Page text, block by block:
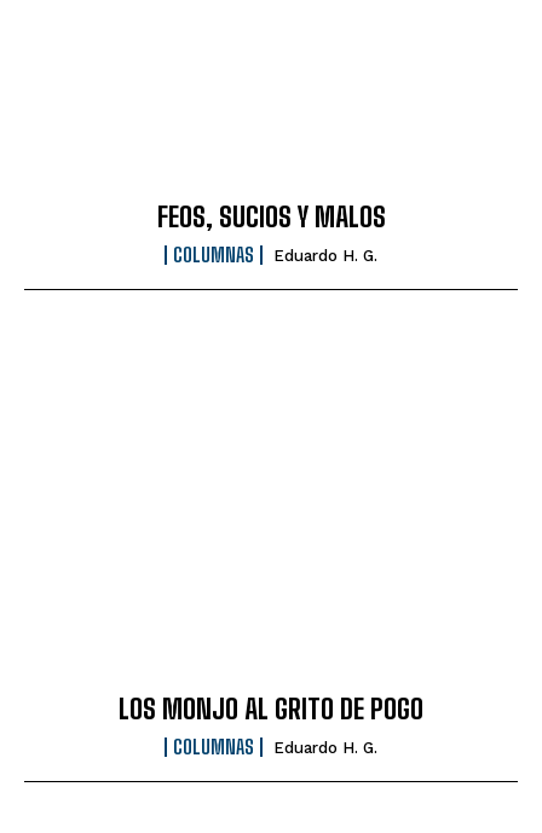
FEOS, SUCIOS Y MALOS
COLUMNAS Eduardo H. G.
LOS MONJO AL GRITO DE POGO
COLUMNAS Eduardo H. G.